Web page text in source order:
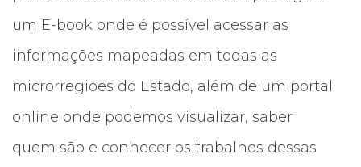
um E-book onde é possível acessar as
informações mapeadas em todas as
microrregiões do Estado, além de um portal
online onde podemos visualizar, saber
quem são e conhecer os trabalhos dessas